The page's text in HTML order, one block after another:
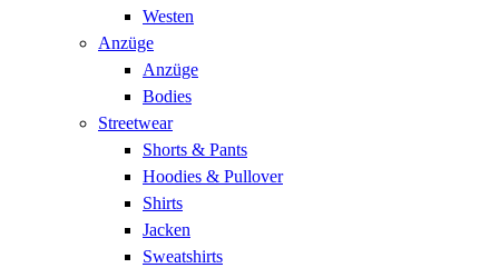
Westen
Anzüge
Anzüge
Bodies
Streetwear
Shorts & Pants
Hoodies & Pullover
Shirts
Jacken
Sweatshirts